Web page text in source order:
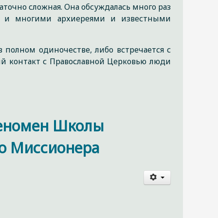
сложная. Она обсуждалась много раз
и многими архиереями и известными
одиночестве, либо встречается с
контакт с Православной Церковью люди
Школы
Миссионера